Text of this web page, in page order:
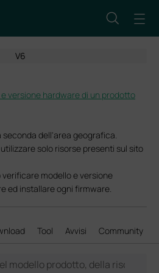
V6
versione hardware di un prodotto
dell'area geografica.
solo risorse presenti sul sito
modello e versione
ed installare ogni firmware.
Tool Avvisi Community